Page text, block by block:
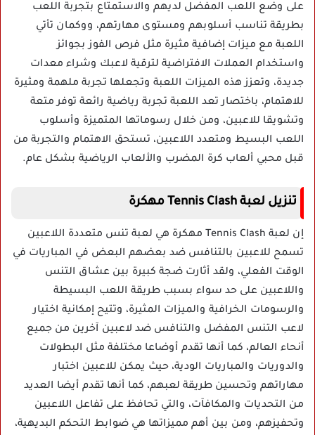
على وضع اللعب المفضل لديهم والاستمتاع بتجربة اللعب
بطريقة تناسب أسلوبهم ومستوى مهارتهم، ووكمان تأتي
اللعبة مع ميزات إضافية مثيرة مثل فرص الفوز بجوائز
واستخدام العملات الافتراضية لترقية لاعبك وشراء معدات
جديدة، وتعزز هذه الميزات اللعبة وتجعلها تجربة ملهمة ومثيرة
للاهتمام، باختصار تعد اللعبة تجربة رياضية رائعة توفر متعة
وتشويقا للاعبين، ومن خلال رسوماتها المتميزة وأسلوب
اللعب البسيط ومتعدد اللاعبين، تستحق الاهتمام والتجربة من
قبل محبي ألعاب كرة المضرب والألعاب الرياضية بشكل عام.
تنزيل لعبة Tennis Clash مهكرة
إن لعبة Tennis Clash مهكرة هي لعبة تنس متعددة اللاعبين
تسمح للاعبين بالتنافس ضد بعضهم البعض في المباريات في
الوقت الفعلي، ولقد أثارت ضجة كبيرة بين عشاق التنس
واللاعبين على حد سواء بسبب طريقة اللعب البسيطة
والرسومات الخرافية والميزات المثيرة، وتتيح إمكانية اختيار
لاعب التنس المفضل والتنافس ضد لاعبين آخرين من جميع
أنحاء العالم، كما أنها تقدم أوضاعا مختلفة مثل البطولات
والدوريات والمباريات الودية، حيث يمكن للاعبين اختبار
مهاراتهم وتحسين طريقة لعبهم، كما أنها تقدم أيضا العديد
من التحديات والمكافآت، والتي تحافظ على تفاعل اللاعبين
وتحفيزهم، ومن بين أهم مميزاتها هي ضوابط التحكم البديهية،